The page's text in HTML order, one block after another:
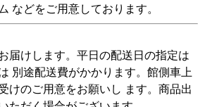
などをご用意しております。
届けします。平日の配送日の指定は
別途配送費がかかります。館側車上
けのご用意をお願いし ます。商品出